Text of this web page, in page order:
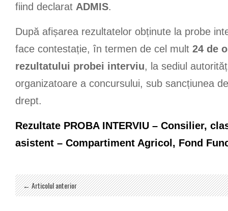
fiind declarat ADMIS.
După afișarea rezultatelor obținute la probe
face contestație, în termen de cel mult 24 de
rezultatului probei interviu, la sediul
organizatoare a concursului, sub sancțiunea
drept.
Rezultate PROBA INTERVIU – Consilier,
asistent – Compartiment Agricol, Fond
← Articolul anterior